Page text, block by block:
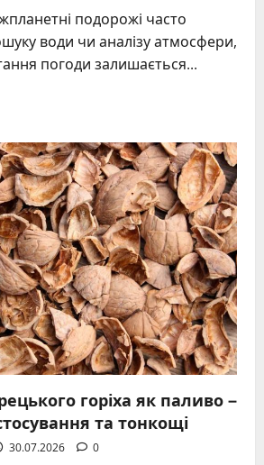
подорожі часто
води чи аналізу атмосфери,
погоди залишається...
горіха як паливо –
та тонкощі
30.07.2026 0